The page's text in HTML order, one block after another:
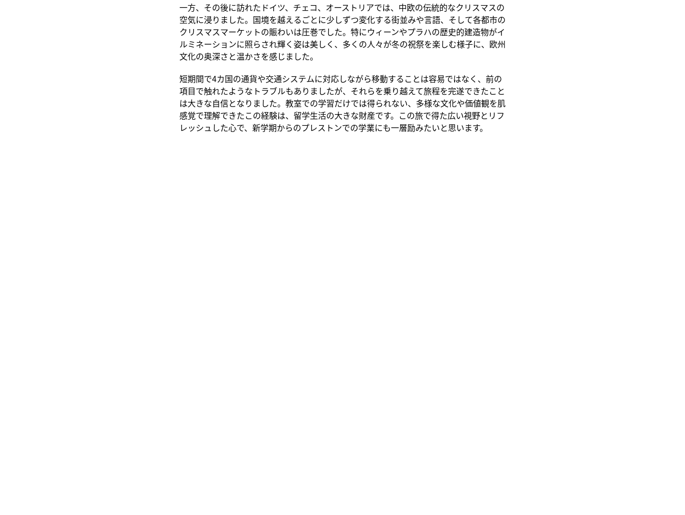
一方、その後に訪れたドイツ、チェコ、オーストリアでは、中欧の伝統的なクリスマスの
空気に浸りました。国境を越えるごとに少しずつ変化する街並みや言語、そして各都市の
クリスマスマーケットの賑わいは圧巻でした。特にウィーンやプラハの歴史的建造物がイ
ルミネーションに照らされ輝く姿は美しく、多くの人々が冬の祝祭を楽しむ様子に、欧州
文化の奥深さと温かさを感じました。
短期間で4カ国の通貨や交通システムに対応しながら移動することは容易ではなく、前の
項目で触れたようなトラブルもありましたが、それらを乗り越えて旅程を完遂できたこと
は大きな自信となりました。教室での学習だけでは得られない、多様な文化や価値観を肌
感覚で理解できたこの経験は、留学生活の大きな財産です。この旅で得た広い視野とリフ
レッシュした心で、新学期からのプレストンでの学業にも一層励みたいと思います。